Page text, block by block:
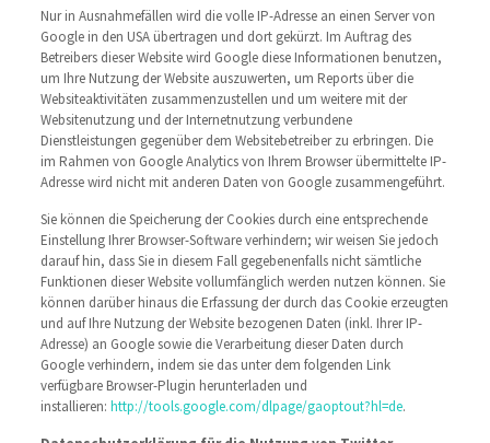
Nur in Ausnahmefällen wird die volle IP-Adresse an einen Server von
Google in den USA übertragen und dort gekürzt. Im Auftrag des
Betreibers dieser Website wird Google diese Informationen benutzen,
um Ihre Nutzung der Website auszuwerten, um Reports über die
Websiteaktivitäten zusammenzustellen und um weitere mit der
Websitenutzung und der Internetnutzung verbundene
Dienstleistungen gegenüber dem Websitebetreiber zu erbringen. Die
im Rahmen von Google Analytics von Ihrem Browser übermittelte IP-
Adresse wird nicht mit anderen Daten von Google zusammengeführt.
Sie können die Speicherung der Cookies durch eine entsprechende
Einstellung Ihrer Browser-Software verhindern; wir weisen Sie jedoch
darauf hin, dass Sie in diesem Fall gegebenenfalls nicht sämtliche
Funktionen dieser Website vollumfänglich werden nutzen können. Sie
können darüber hinaus die Erfassung der durch das Cookie erzeugten
und auf Ihre Nutzung der Website bezogenen Daten (inkl. Ihrer IP-
Adresse) an Google sowie die Verarbeitung dieser Daten durch
Google verhindern, indem sie das unter dem folgenden Link
verfügbare Browser-Plugin herunterladen und
installieren: http://tools.google.com/dlpage/gaoptout?hl=de.